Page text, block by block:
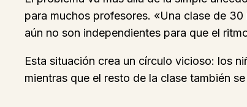
para muchos profesores. «Una clase de
aún no son independientes para que el
Esta situación crea un círculo vicioso: los
mientras que el resto de la clase también